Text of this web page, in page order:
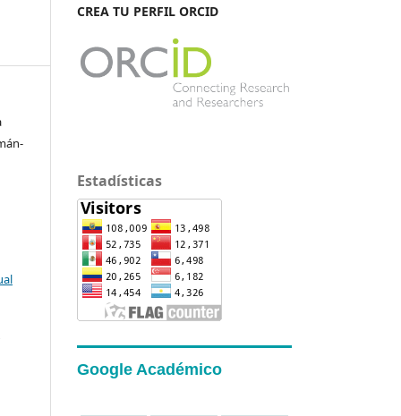
CREA TU PERFIL ORCID
Estadísticas
Google Académico